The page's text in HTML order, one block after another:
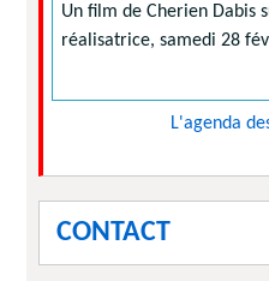
Un film de Cherien Dabis
réalisatrice, samedi 28
L'agenda
CONTACT